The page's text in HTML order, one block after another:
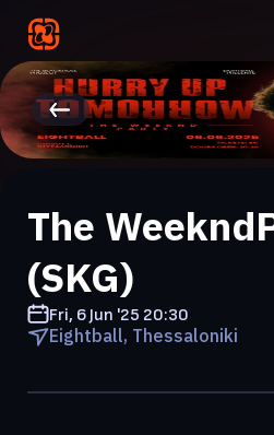
The
(SKG)
Fri, 6 Jun '25 20:30
Eightball, Thessaloniki